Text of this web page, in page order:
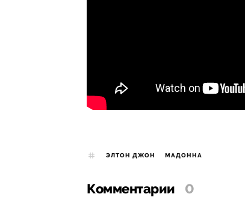
ЭЛТОН ДЖОН МАДОННА
Комментарии 0